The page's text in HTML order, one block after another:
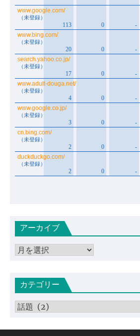
アーカイブ
ア
イカテゴリー
カ
ゴ